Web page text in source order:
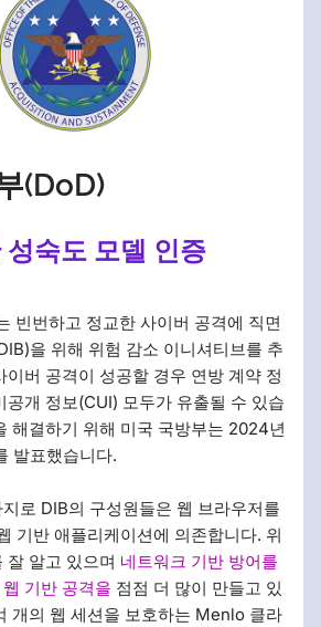
(DoD)
숙도 모델 인증
빈번하고 정교한 사이버 공격에 직면
을 위해 위험 감소 이니셔티브를 추
이버 공격이 성공할 경우 연방 계약 정
공개 정보(CUI) 모두가 유출될 수 있습
해결하기 위해 미국 국방부는 2024년
발표했습니다.
로 DIB의 구성원들은 웹 브라우저를
기반 애플리케이션에 의존합니다. 위
잘 알고 있으며 네트워크 기반 방어를
기반 공격을 점점 더 많이 만들고 있
개의 웹 세션을 보호하는 Menlo 클라